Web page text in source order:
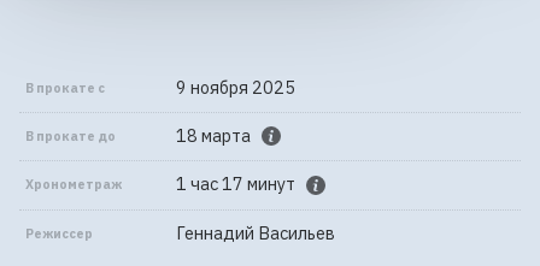
В прокате с 9 ноября 2025
В прокате до 18 марта
Хронометраж 1 час 17 минут
Режиссер Геннадий Васильев